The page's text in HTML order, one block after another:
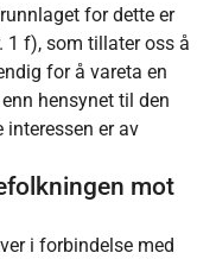
for dette er
1 f), som tillater oss å
for å vareta en
hensynet til den
interessen er av
mot
i forbindelse med